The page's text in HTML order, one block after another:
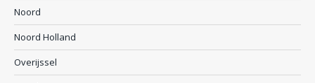
Noord
Noord Holland
Overijssel